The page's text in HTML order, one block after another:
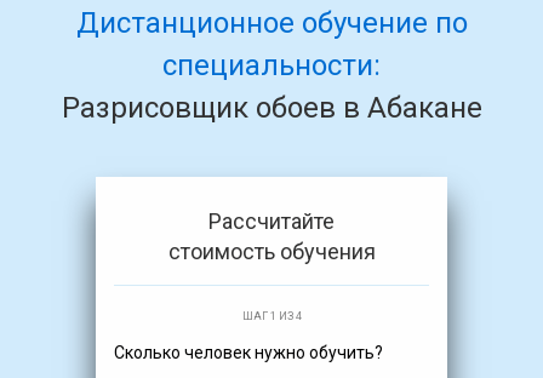
Дистанционное обучение по
специальности:
Разрисовщик обоев в Абакане
Рассчитайте
стоимость обучения
ШАГ 1 ИЗ 4
Сколько человек нужно обучить?